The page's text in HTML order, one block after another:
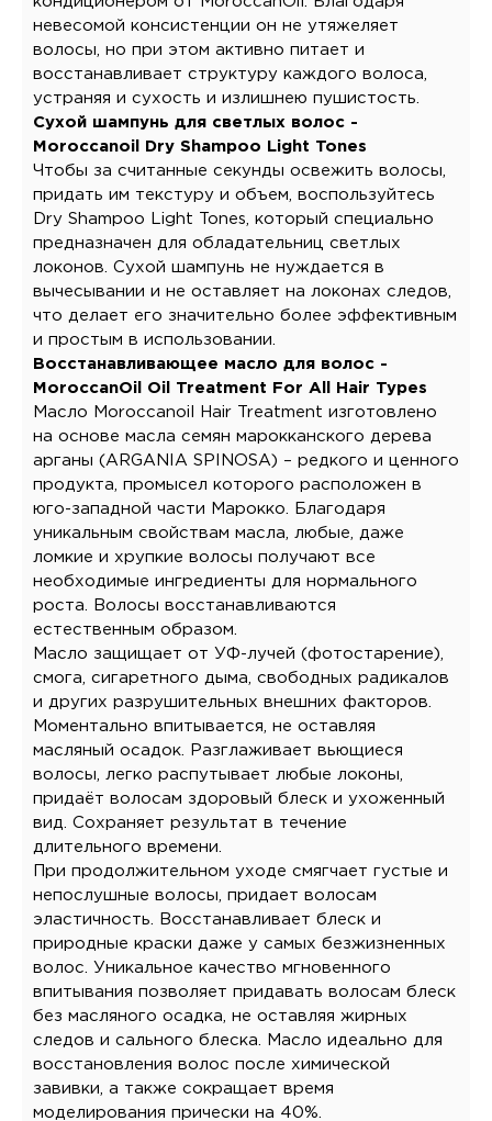
невесомой консистенции он не утяжеляет
волосы, но при этом активно питает и
восстанавливает структуру каждого волоса,
устраняя и сухость и излишнею пушистость.
Сухой шампунь для светлых волос -
Moroccanoil Dry Shampoo Light Tones
Чтобы за считанные секунды освежить волосы,
придать им текстуру и объем, воспользуйтесь
Dry Shampoo Light Tones, который специально
предназначен для обладательниц светлых
локонов. Сухой шампунь не нуждается в
вычесывании и не оставляет на локонах следов,
что делает его значительно более эффективным
и простым в использовании.
Восстанавливающее масло для волос -
MoroccanOil Oil Treatment For All Hair Types
Масло Moroccanoil Hair Treatment изготовлено
на основе масла семян марокканского дерева
арганы (ARGANIA SPINOSA) – редкого и ценного
продукта, промысел которого расположен в
юго-западной части Марокко. Благодаря
уникальным свойствам масла, любые, даже
ломкие и хрупкие волосы получают все
необходимые ингредиенты для нормального
роста. Волосы восстанавливаются
естественным образом.
Масло защищает от УФ-лучей (фотостарение),
смога, сигаретного дыма, свободных радикалов
и других разрушительных внешних факторов.
Моментально впитывается, не оставляя
масляный осадок. Разглаживает вьющиеся
волосы, легко распутывает любые локоны,
придаёт волосам здоровый блеск и ухоженный
вид. Сохраняет результат в течение
длительного времени.
При продолжительном уходе смягчает густые и
непослушные волосы, придает волосам
эластичность. Восстанавливает блеск и
природные краски даже у самых безжизненных
волос. Уникальное качество мгновенного
впитывания позволяет придавать волосам блеск
без масляного осадка, не оставляя жирных
следов и сального блеска. Масло идеально для
восстановления волос после химической
завивки, а также сокращает время
моделирования прически на 40%.